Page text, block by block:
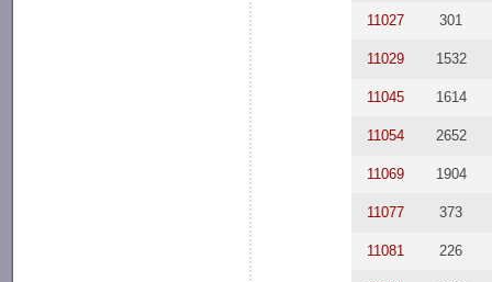
11027 301
11029 1532
11045 1614
11054 2652
11069 1904
11077 373
11081 226